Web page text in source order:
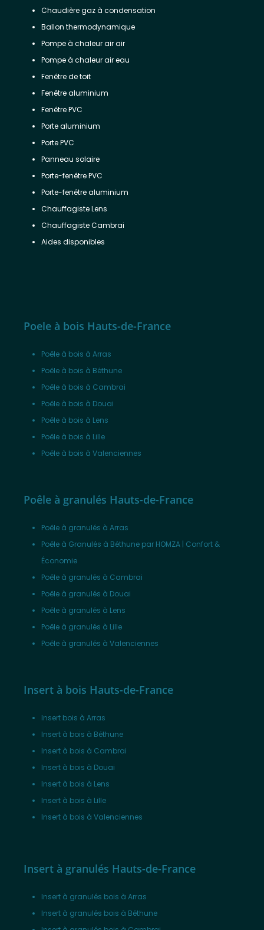
Chaudière gaz à condensation
Ballon thermodynamique
Pompe à chaleur air air
Pompe à chaleur air eau
Fenêtre de toit
Fenêtre aluminium
Fenêtre PVC
Porte aluminium
Porte PVC
Panneau solaire
Porte-fenêtre PVC
Porte-fenêtre aluminium
Chauffagiste Lens
Chauffagiste Cambrai
Aides disponibles
Poele à bois Hauts-de-France
Poêle à bois à Arras
Poêle à bois à Béthune
Poêle à bois à Cambrai
Poêle à bois à Douai
Poêle à bois à Lens
Poêle à bois à Lille
Poêle à bois à Valenciennes
Poêle à granulés Hauts-de-France
Poêle à granulés à Arras
Poêle à Granulés à Béthune par HOMZA | Confort &
Économie
Poêle à granulés à Cambrai
Poêle à granulés à Douai
Poêle à granulés à Lens
Poêle à granulés à Lille
Poêle à granulés à Valenciennes
Insert à bois Hauts-de-France
Insert bois à Arras
Insert à bois à Béthune
Insert à bois à Cambrai
Insert à bois à Douai
Insert à bois à Lens
Insert à bois à Lille
Insert à bois à Valenciennes
Insert à granulés Hauts-de-France
Insert à granulés bois à Arras
Insert à granulés bois à Béthune